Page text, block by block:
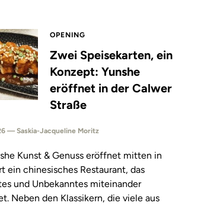
OPENING
Zwei Speisekarten, ein
Konzept: Yunshe
eröffnet in der Calwer
Straße
— Saskia-Jacqueline Moritz
Kunst & Genuss eröffnet mitten in
ein chinesisches Restaurant, das
und Unbekanntes miteinander
Neben den Klassikern, die viele aus